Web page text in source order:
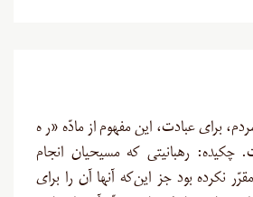
برای عبادت، این مفهوم از مادّه «ر ه
است. چکیده: رهبانیتی که مسیحیان انجام
نکرده بود جز این‌که آنها آن را برای